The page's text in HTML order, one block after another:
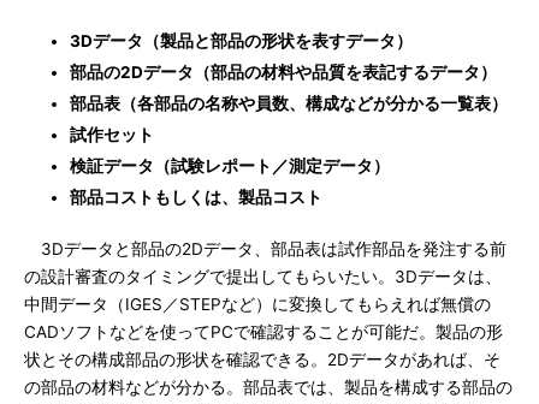
3Dデータ（製品と部品の形状を表すデータ）
部品の2Dデータ（部品の材料や品質を表記するデータ）
部品表（各部品の名称や員数、構成などが分かる一覧表）
試作セット
検証データ（試験レポート／測定データ）
部品コストもしくは、製品コスト
3Dデータと部品の2Dデータ、部品表は試作部品を発注する前
の設計審査のタイミングで提出してもらいたい。3Dデータは、
中間データ（IGES／STEPなど）に変換してもらえれば無償の
CADソフトなどを使ってPCで確認することが可能だ。製品の形
状とその構成部品の形状を確認できる。2Dデータがあれば、そ
の部品の材料などが分かる。部品表では、製品を構成する部品の